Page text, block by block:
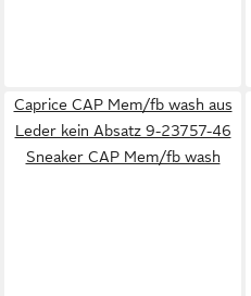
Caprice CAP Mem/fb wash aus
Leder kein Absatz 9-23757-46
Sneaker CAP Mem/fb wash